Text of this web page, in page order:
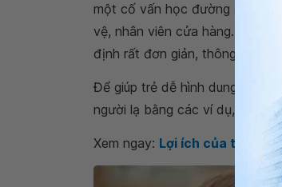
một cố vấn học đường đáng
vệ, nhân viên cửa hàng..., để
định rất đơn giản, thông qua
Để giúp trẻ dễ hình dung hơn,
người lạ bằng các ví dụ, minh
Xem ngay: Lợi ích của tương